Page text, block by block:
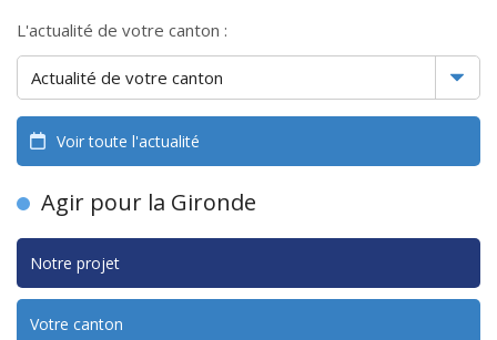
L'actualité de votre canton :
Voir toute l'actualité
Agir pour la Gironde
Notre projet
Votre canton